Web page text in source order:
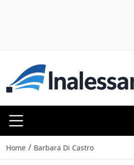
Home / Barbara Di Castro